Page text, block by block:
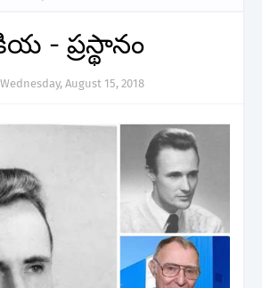
- ప్రస్థానం
Wednesday, August 15, 2018